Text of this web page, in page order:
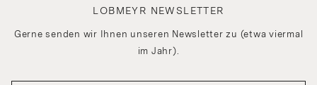
LOBMEYR NEWSLETTER
Gerne senden wir Ihnen unseren Newsletter zu (etwa viermal
im Jahr).